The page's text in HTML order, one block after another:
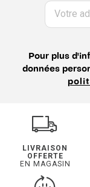
Votre
Pour plus
données
LIVRAISON
OFFERTE
EN MAGASIN